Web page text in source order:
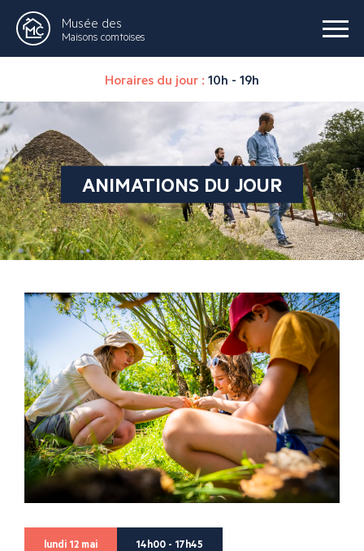
Musée des
Maisons comtoises
Horaires du jour : 10h - 19h
ANIMATIONS DU JOUR
lundi 12 mai 14h00 - 17h45